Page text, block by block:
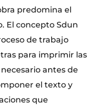
predomina el
El concepto Sdun
de trabajo
para imprimir las
antes de
el texto y
que